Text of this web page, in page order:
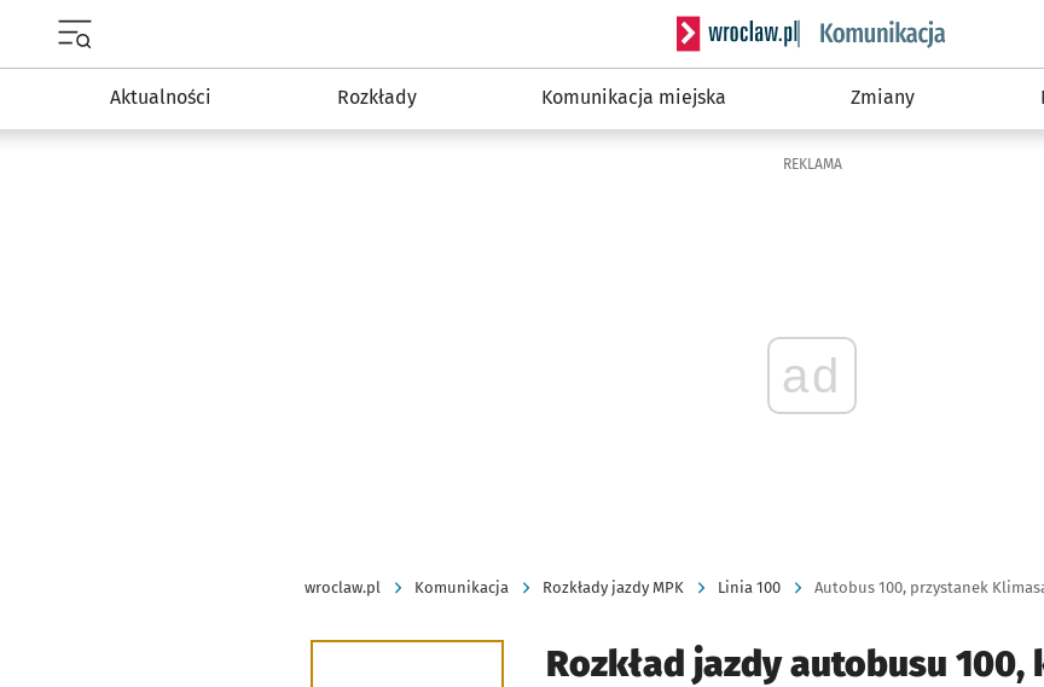
Serwis informacyjny wroclaw.pl
Aktualności Rozkłady Komunikacja miejska Zmiany
REKLAMA
ad
wroclaw.pl Komunikacja Rozkłady jazdy MPK Linia 100 Autobus 100, przystanek
Rozkład jazdy autobusu 100,